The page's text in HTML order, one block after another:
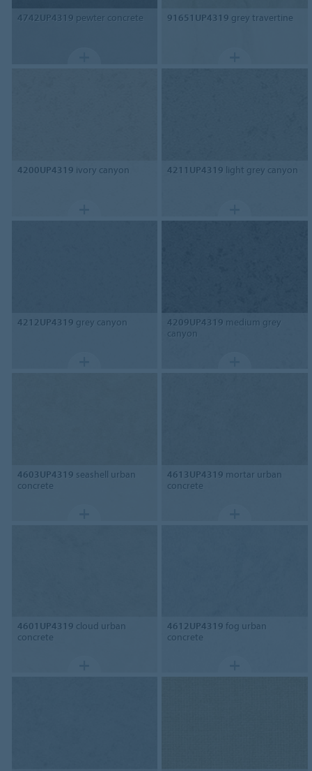
4742UP4319 pewter concrete 91651UP4319 grey travertine
4200UP4319 ivory canyon 4211UP4319 light grey canyon
4212UP4319 grey canyon 4209UP4319 medium grey
canyon
4603UP4319 seashell urban
concrete
4613UP4319 mortar urban
concrete
4601UP4319 cloud urban
concrete
4612UP4319 fog urban
concrete